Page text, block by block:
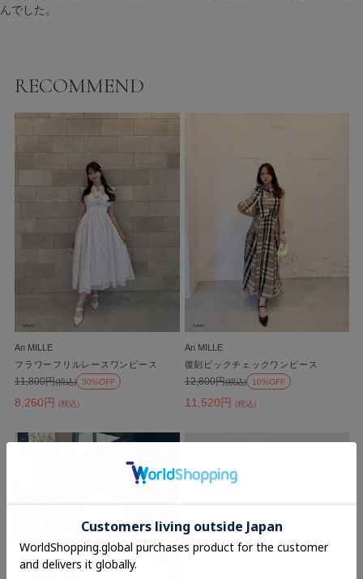
んでした。
RECOMMEND
An MILLE
フラワーフリルレースワンピース
8,260円 (税込)
11,800円(税込) 30%OFF
An MILLE
復刻ビックチェックワンピース
11,520円 (税込)
12,800円(税込) 10%OFF